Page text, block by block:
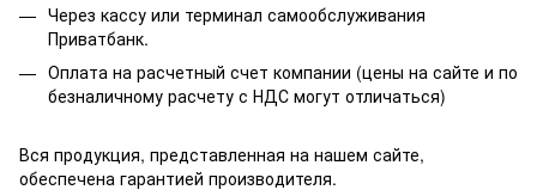
Через кассу или терминал самообслуживания
Приватбанк.
Оплата на расчетный счет компании (цены на сайте и по
безналичному расчету с НДС могут отличаться)
Вся продукция, представленная на нашем сайте,
обеспечена гарантией производителя.